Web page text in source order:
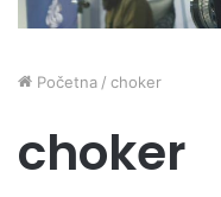
Početna / choker
choker